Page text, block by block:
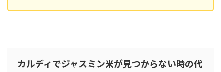
カルディでジャスミン米が見つからない時の代